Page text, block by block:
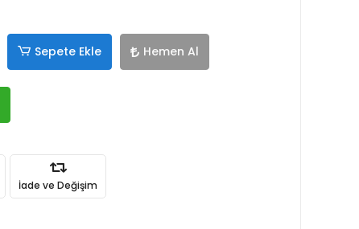
Sepete Ekle Hemen Al
İade ve Değişim